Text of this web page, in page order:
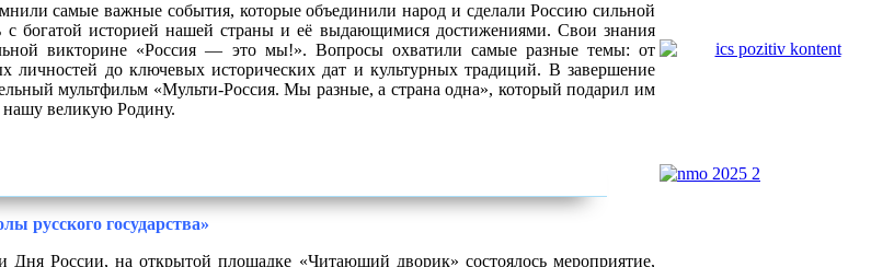
самые важные события, которые объединили народ и сделали Россию сильной
с богатой историей нашей страны и её выдающимися достижениями. Свои знания
викторине «Россия — это мы!». Вопросы охватили самые разные темы: от
личностей до ключевых исторических дат и культурных традиций. В завершение
мультфильм «Мульти-Россия. Мы разные, а страна одна», который подарил им
нашу великую Родину.
русского государства»
Дня России, на открытой площадке «Читающий дворик» состоялось мероприятие,